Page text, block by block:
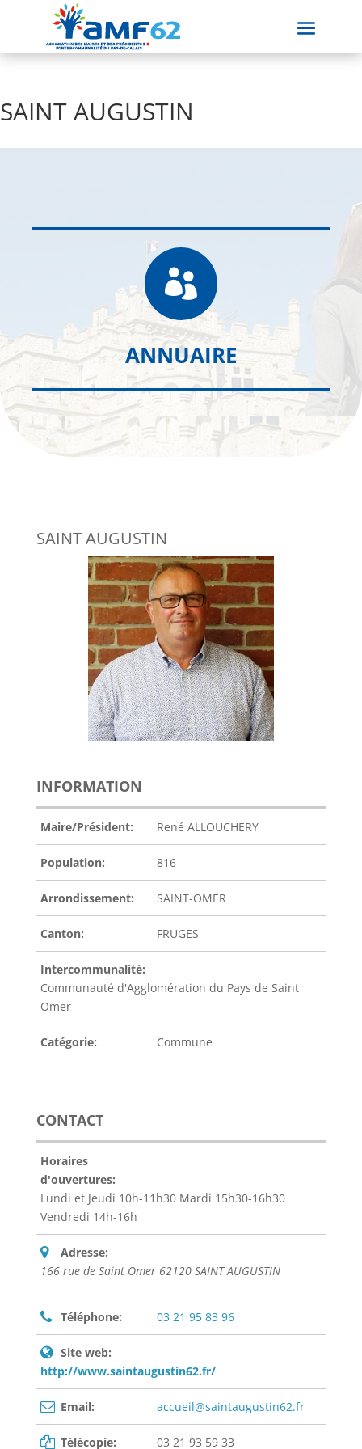
SAINT AUGUSTIN

ANNUAIRE
SAINT AUGUSTIN
INFORMATION
Maire/Président: René ALLOUCHERY
Population: 816
Arrondissement: SAINT-OMER
Canton: FRUGES
Intercommunalité:
Communauté d'Agglomération du Pays de Saint
Omer
Catégorie: Commune
CONTACT
Horaires
d'ouvertures:
Lundi et Jeudi 10h-11h30 Mardi 15h30-16h30
Vendredi 14h-16h
Adresse:
166 rue de Saint Omer 62120 SAINT AUGUSTIN
Téléphone: 03 21 95 83 96
Site web:
http://www.saintaugustin62.fr/
Email: accueil@saintaugustin62.fr
Télécopie: 03 21 93 59 33